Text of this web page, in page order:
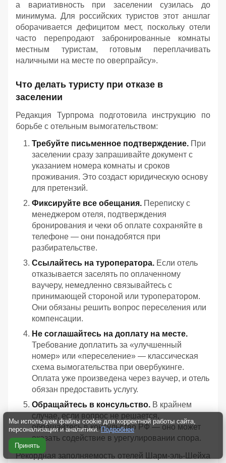
а вариативность при заселении сузилась до
минимума. Для российских туристов этот аншлаг
оборачивается дефицитом мест, поскольку отели
часто перепродают забронированные комнаты
местным туристам, готовым переплачивать
наличными на месте по оверпрайсу».
Что делать туристу при отказе в
заселении
Редакция Турпрома подготовила инструкцию по
борьбе с отельным вымогательством:
Требуйте письменное подтверждение. При
заселении сразу запрашивайте документ с
указанием номера комнаты и сроков
проживания. Это создаст юридическую основу
для претензий.
Фиксируйте все обещания. Переписку с
менеджером отеля, подтверждения
бронирования и чеки об оплате сохраняйте в
телефоне — они понадобятся при
разбирательстве.
Ссылайтесь на туроператора. Если отель
отказывается заселять по оплаченному
ваучеру, немедленно связывайтесь с
принимающей стороной или туроператором.
Они обязаны решить вопрос переселения или
компенсации.
Не соглашайтесь на доплату на месте.
Требование доплатить за «улучшенный
номер» или «переселение» — классическая
схема вымогательства при овербукинге.
Оплата уже произведена через ваучер, и отель
обязан предоставить услугу.
Обращайтесь в консульство. В крайнем
случае, если вопрос не решается,
обращайтесь в консульство РФ — оно может
оказать содействие в урегулировании спора.
Рекордная заполняемость отелей Шарм-эль-Шейха
Мы используем файлы cookie для корректной работы сайта,
персонализации и аналитики. Подробнее
Принять